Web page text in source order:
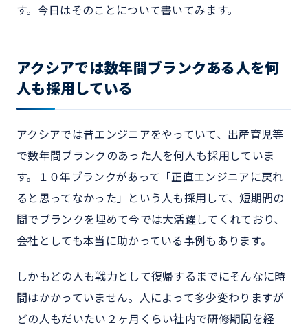
す。今日はそのことについて書いてみます。
アクシアでは数年間ブランクある人を何
人も採用している
アクシアでは昔エンジニアをやっていて、出産育児等
で数年間ブランクのあった人を何人も採用していま
す。１０年ブランクがあって「正直エンジニアに戻れ
ると思ってなかった」という人も採用して、短期間の
間でブランクを埋めて今では大活躍してくれており、
会社としても本当に助かっている事例もあります。
しかもどの人も戦力として復帰するまでにそんなに時
間はかかっていません。人によって多少変わりますが
どの人もだいたい２ヶ月くらい社内で研修期間を経